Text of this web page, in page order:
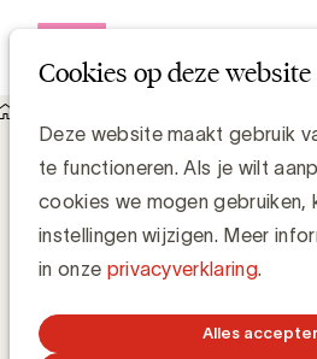
Cookies op deze website
Deze website maakt gebruik
te functioneren. Als je wilt
cookies we mogen gebruiken,
instellingen wijzigen. Meer
in onze privacyverklaring.
Alles
Welke plaats krijgt influencer
mediastrategie?
Welke plaats krijgt
in je merk- en
Tijdens deze Exchange
we de steeds grotere rol van